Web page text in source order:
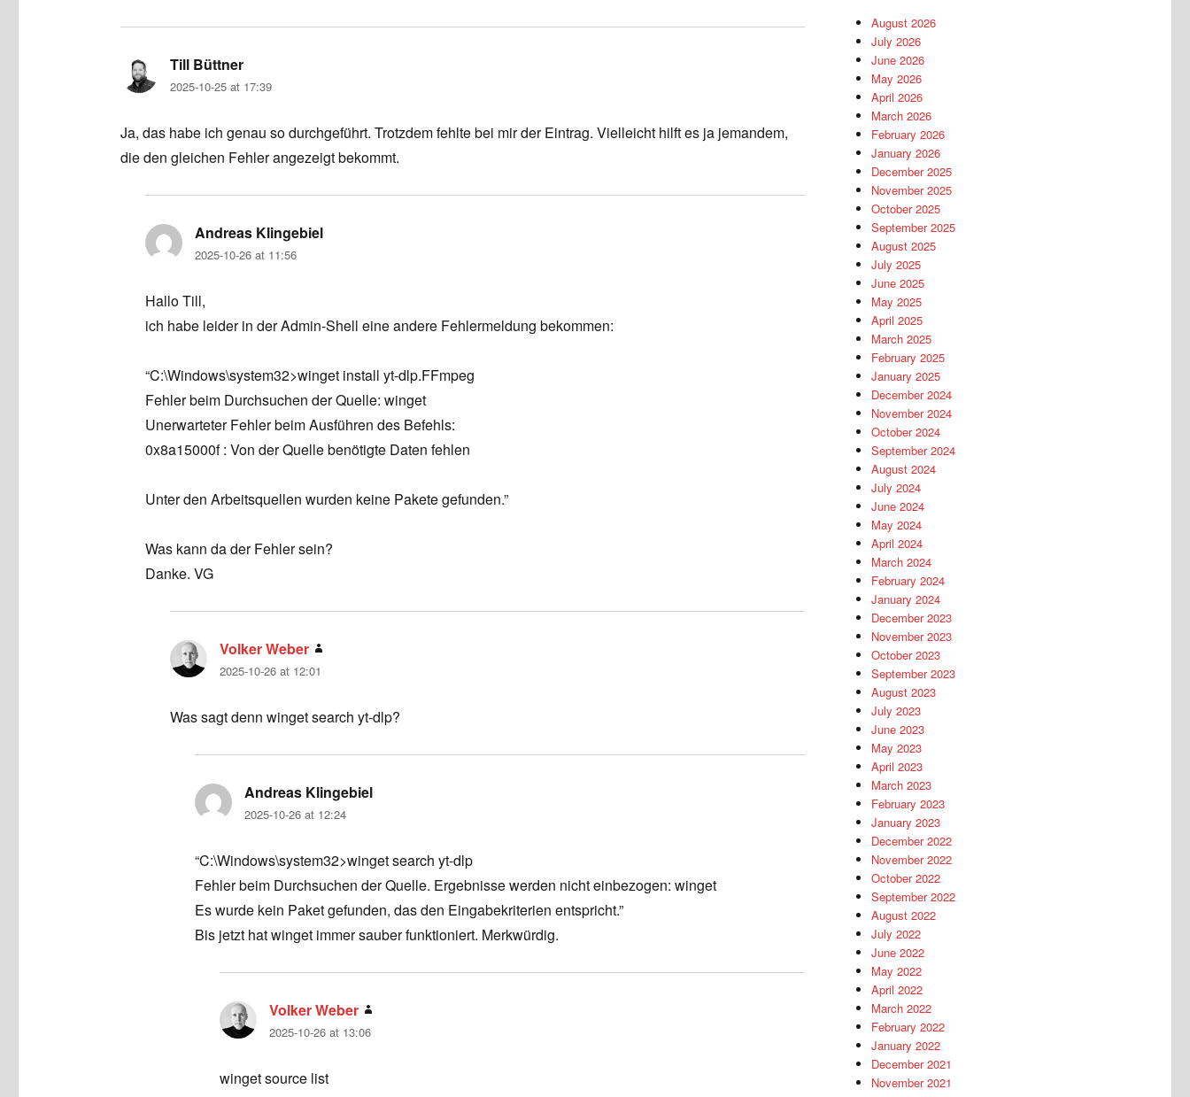
Till Büttner
2025-10-25 at 17:39
Ja, das habe ich genau so durchgeführt. Trotzdem fehlte bei mir der Eintrag. Vielleicht hilft es ja jemandem,
die den gleichen Fehler angezeigt bekommt.
Andreas Klingebiel
2025-10-26 at 11:56
Hallo Till,
ich habe leider in der Admin-Shell eine andere Fehlermeldung bekommen:
“C:\Windows\system32>winget install yt-dlp.FFmpeg
Fehler beim Durchsuchen der Quelle: winget
Unerwarteter Fehler beim Ausführen des Befehls:
0x8a15000f : Von der Quelle benötigte Daten fehlen
Unter den Arbeitsquellen wurden keine Pakete gefunden.”
Was kann da der Fehler sein?
Danke. VG
Volker Weber
2025-10-26 at 12:01
Was sagt denn winget search yt-dlp?
Andreas Klingebiel
2025-10-26 at 12:24
“C:\Windows\system32>winget search yt-dlp
Fehler beim Durchsuchen der Quelle. Ergebnisse werden nicht einbezogen: winget
Es wurde kein Paket gefunden, das den Eingabekriterien entspricht.”
Bis jetzt hat winget immer sauber funktioniert. Merkwürdig.
Volker Weber
2025-10-26 at 13:06
winget source list
August 2026
July 2026
June 2026
May 2026
April 2026
March 2026
February 2026
January 2026
December 2025
November 2025
October 2025
September 2025
August 2025
July 2025
June 2025
May 2025
April 2025
March 2025
February 2025
January 2025
December 2024
November 2024
October 2024
September 2024
August 2024
July 2024
June 2024
May 2024
April 2024
March 2024
February 2024
January 2024
December 2023
November 2023
October 2023
September 2023
August 2023
July 2023
June 2023
May 2023
April 2023
March 2023
February 2023
January 2023
December 2022
November 2022
October 2022
September 2022
August 2022
July 2022
June 2022
May 2022
April 2022
March 2022
February 2022
January 2022
December 2021
November 2021